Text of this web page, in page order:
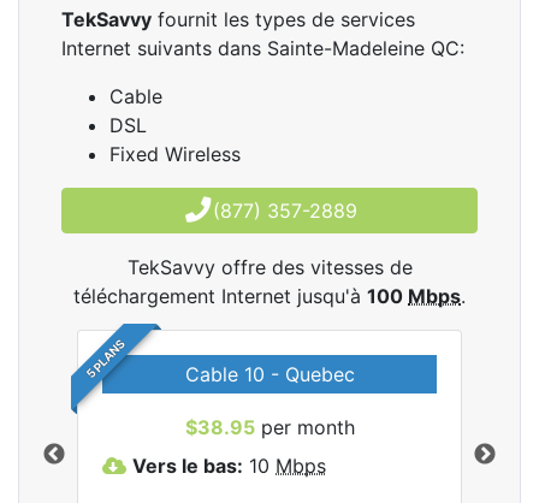
TekSavvy fournit les types de services
Internet suivants dans Sainte-Madeleine QC:
Cable
DSL
Fixed Wireless
(877) 357-2889
TekSavvy offre des vitesses de
téléchargement Internet jusqu'à 100 Mbps.
5 PLANS Cable 10 - Quebec
$38.95per month
Vers le bas: 10 Mbps